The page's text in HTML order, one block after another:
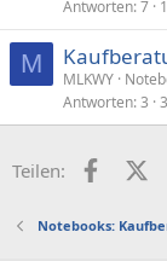
Antworten 7
M
MLKWY
Antworten 3
Teilen:
Notebooks: